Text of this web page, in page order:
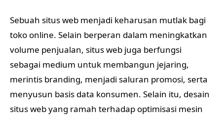
Sebuah situs web menjadi keharusan mutlak bagi
toko online. Selain berperan dalam meningkatkan
volume penjualan, situs web juga berfungsi
sebagai medium untuk membangun jejaring,
merintis branding, menjadi saluran promosi, serta
menyusun basis data konsumen. Selain itu, desain
situs web yang ramah terhadap optimisasi mesin